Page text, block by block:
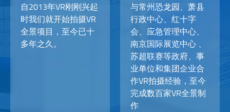
自2013年VR刚刚兴起
时我们就开始拍摄VR
全景项目，至今已十
多年之久。
与常州恐龙园、萧县
行政中心、红十字
会、应急管理中心、
南京国际展览中心 、
苏超联赛等政府、事
业单位和集团企业合
作VR拍摄经验，至今
完成数百家VR全景制
作